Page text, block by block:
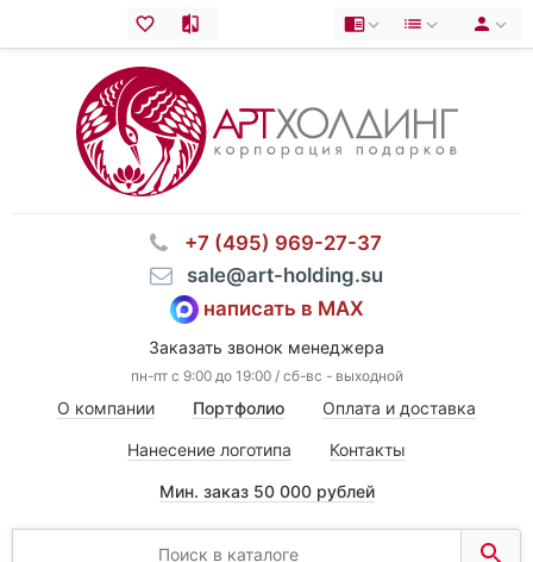
⠀+7 (495) 969-27-37
⠀sale@art-holding.su
написать в MAX
Заказать звонок менеджера
пн-пт с 9:00 до 19:00 / сб-вс - выходной
О компании Портфолио Оплата и доставка
Нанесение логотипа Контакты
Мин. заказ 50 000 рублей